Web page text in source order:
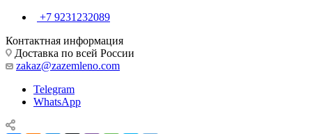
+7 9231232089
Контактная информация
Доставка по всей России
zakaz@zazemleno.com
Telegram
WhatsApp